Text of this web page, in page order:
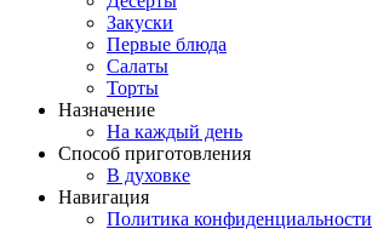
Закуски
Первые блюда
Салаты
Торты
Назначение
На каждый день
Способ приготовления
В духовке
Навигация
Политика конфиденциальности